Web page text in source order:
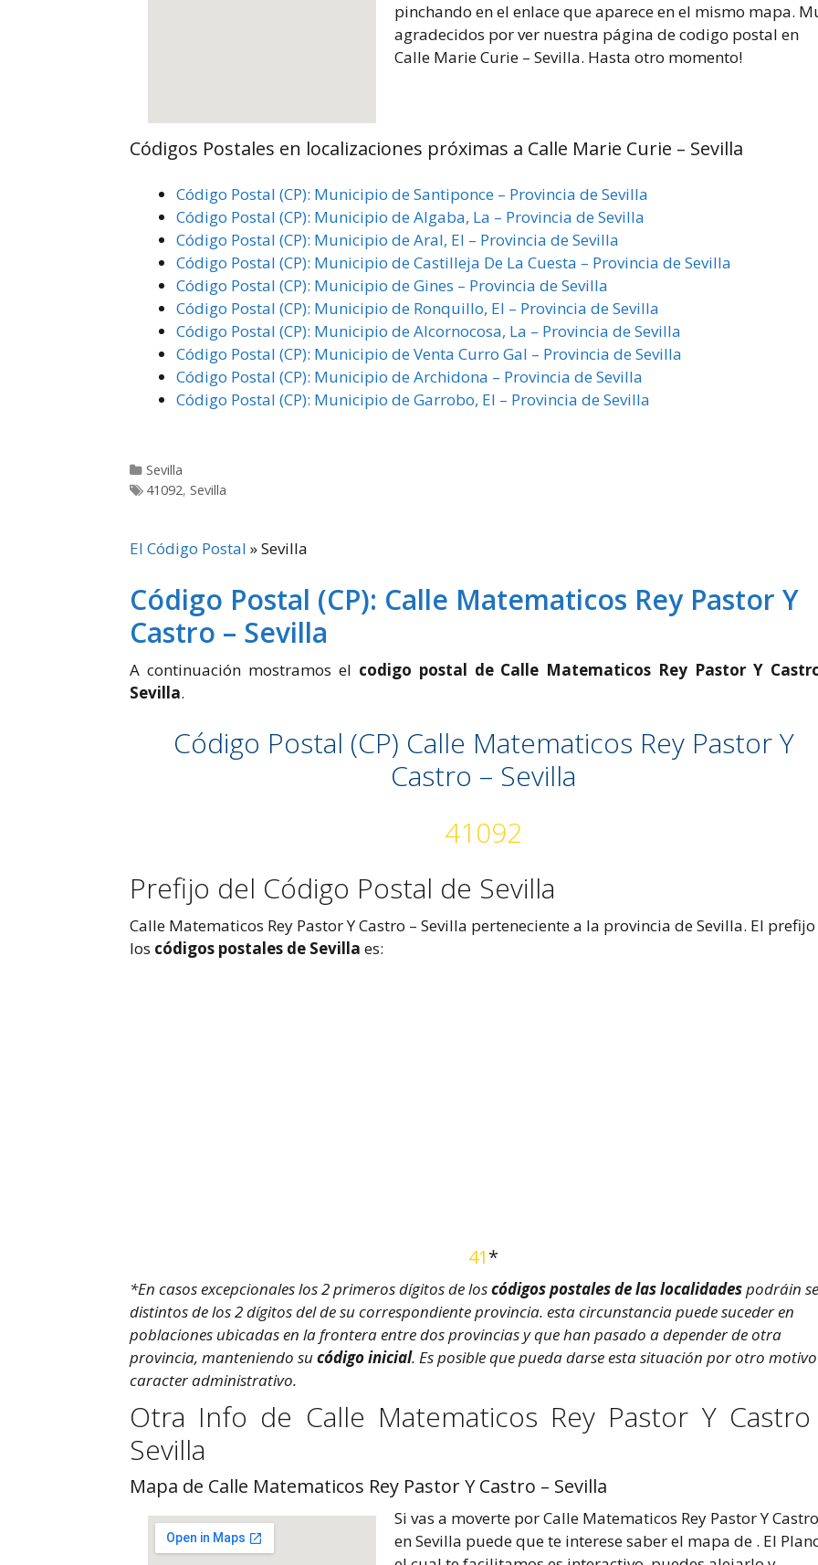
pinchando en el enlace que aparece en el mismo mapa.
agradecidos por ver nuestra página de codigo postal en
Calle Marie Curie – Sevilla. Hasta otro momento!
Códigos Postales en localizaciones próximas a Calle Marie Curie – Sevilla
Código Postal (CP): Municipio de Santiponce – Provincia de Sevilla
Código Postal (CP): Municipio de Algaba, La – Provincia de Sevilla
Código Postal (CP): Municipio de Aral, El – Provincia de Sevilla
Código Postal (CP): Municipio de Castilleja De La Cuesta – Provincia de Sevilla
Código Postal (CP): Municipio de Gines – Provincia de Sevilla
Código Postal (CP): Municipio de Ronquillo, El – Provincia de Sevilla
Código Postal (CP): Municipio de Alcornocosa, La – Provincia de Sevilla
Código Postal (CP): Municipio de Venta Curro Gal – Provincia de Sevilla
Código Postal (CP): Municipio de Archidona – Provincia de Sevilla
Código Postal (CP): Municipio de Garrobo, El – Provincia de Sevilla
Categorías
Sevilla
Etiquetas
41092, Sevilla
El Código Postal »Sevilla
Código Postal (CP): Calle Matematicos Rey Pastor Y
Castro – Sevilla
A continuación mostramos el codigo postal de Calle Matematicos Rey Pastor Y
Sevilla.
Código Postal (CP) Calle Matematicos Rey Pastor Y
Castro – Sevilla
41092
Prefijo del Código Postal de Sevilla
Calle Matematicos Rey Pastor Y Castro – Sevilla perteneciente a la provincia de Sevilla. El
los códigos postales de Sevilla es:
41*
*En casos excepcionales los 2 primeros dígitos de loscódigos postales de las localidadespodráin
distintos de los 2 dígitos del de su correspondiente provincia. esta circunstancia puede suceder en
poblaciones ubicadas en la frontera entre dos provincias y que han pasado a depender de otra
provincia, manteniendo sucódigo inicial. Es posible que pueda darse esta situación por otro
caracter administrativo.
Otra Info de Calle Matematicos Rey Pastor Y
Sevilla
Mapa de Calle Matematicos Rey Pastor Y Castro – Sevilla
Si vas a moverte por Calle Matematicos Rey Pastor Y Castro
en Sevilla puede que te interese saber el mapa de . El